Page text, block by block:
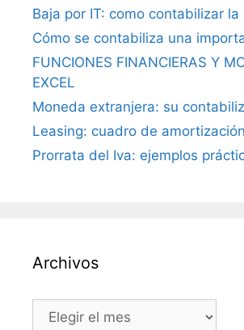
Baja por IT: como contabilizar la
Cómo se contabiliza una
FUNCIONES FINANCIERAS Y
EXCEL
Moneda extranjera: su
Leasing: cuadro de
Prorrata del Iva: ejemplos
Archivos
Archivos